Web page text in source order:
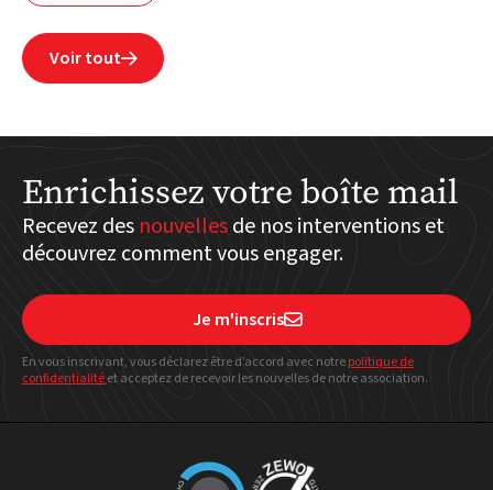
Voir tout
Enrichissez votre boîte mail
Recevez des nouvellesde nos interventions et
découvrez comment vous engager.
Je m'inscris
En vous inscrivant, vous déclarez être d’accord avec notrepolitiquede
confidentialitéet acceptez de recevoir les nouvelles de notre association.